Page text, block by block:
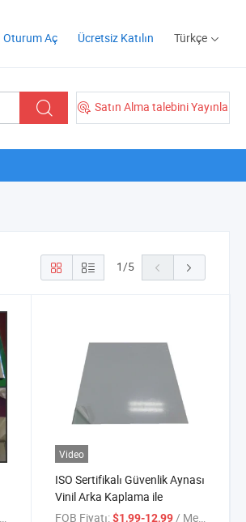
Oturum Aç Ücretsiz Katılın Türkçe
Satın Alma talebini Yayınla
1/5
Video
ISO Sertifikalı Güvenlik Aynası
Vinil Arka Kaplama ile
FOB Fiyatı: $1,99-12,99/ Metre kare